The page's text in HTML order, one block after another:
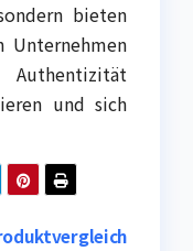
bieten
Authentizität
und sich